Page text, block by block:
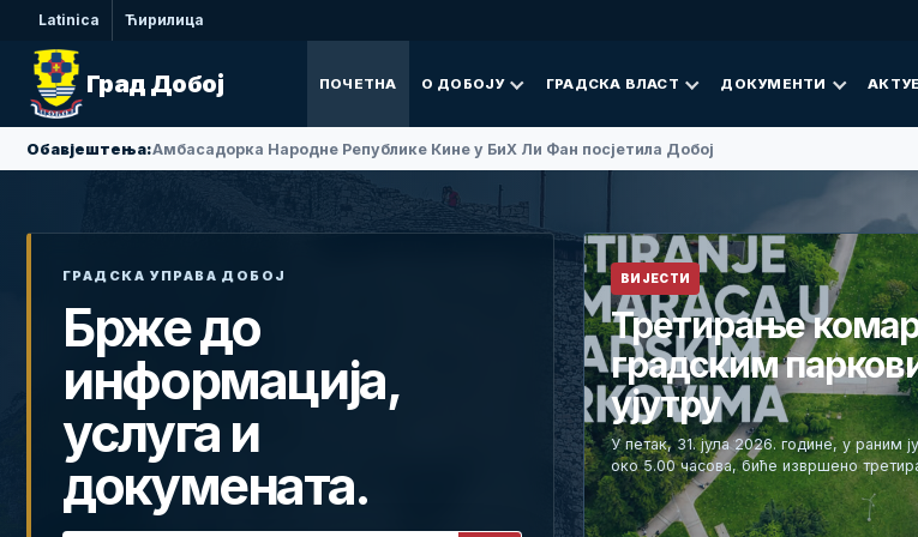
Latinica Ћирилица
Град Добој ПОЧЕТНА О ДОБОЈУ ГРАДСКА ВЛАСТ ДОКУМЕНТИ
Обавјештења:Амбасадорка Народне Републике Кине у БиХ Ли Фан посјетила Добој
ГРАДСКА УПРАВА ДОБОЈ
Брже до
информација,
услуга и
докумената.
ВИЈЕСТИ
Третирање
градским
ујутру
У петак, 31. јула 2026. године, у раним
око 5.00 часова, биће извршено